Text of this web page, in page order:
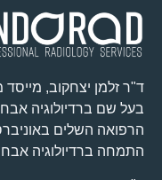
ד"ר זלמן יצחקוב,
בעל שם ברדיולוגיה
הרפואה השלים
התמחה ברדיולוגיה